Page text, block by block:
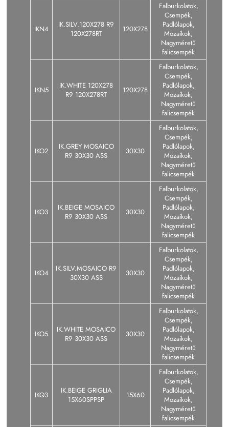
IKN4
IK.SILV.120X278 R9
120X278RT
120X278
Falburkolatok,
Csempék,
Padlólapok,
Mozaikok,
Nagyméretű
falicsempék
IKN5
IK.WHITE 120X278
R9 120X278RT
120X278
Falburkolatok,
Csempék,
Padlólapok,
Mozaikok,
Nagyméretű
falicsempék
IKO2
IK.GREY MOSAICO
R9 30X30 ASS
30X30
Falburkolatok,
Csempék,
Padlólapok,
Mozaikok,
Nagyméretű
falicsempék
IKO3
IK.BEIGE MOSAICO
R9 30X30 ASS
30X30
Falburkolatok,
Csempék,
Padlólapok,
Mozaikok,
Nagyméretű
falicsempék
IKO4
IK.SILV.MOSAICO R9
30X30 ASS
30X30
Falburkolatok,
Csempék,
Padlólapok,
Mozaikok,
Nagyméretű
falicsempék
IKO5
IK.WHITE MOSAICO
R9 30X30 ASS
30X30
Falburkolatok,
Csempék,
Padlólapok,
Mozaikok,
Nagyméretű
falicsempék
IKQ3
IK.BEIGE GRIGLIA
15X60SPPSP
15X60
Falburkolatok,
Csempék,
Padlólapok,
Mozaikok,
Nagyméretű
falicsempék